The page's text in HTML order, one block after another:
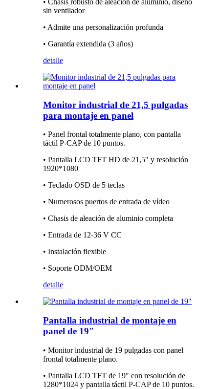
sin ventilador
• Admite una personalización profunda
• Garantía extendida (3 años)
detalle
Monitor industrial de 21,5 pulgadas
para montaje en panel
• Panel frontal totalmente plano, con pantalla
táctil P-CAP de 10 puntos.
• Pantalla LCD TFT HD de 21,5″ y resolución
1920*1080
• Teclado OSD de 5 teclas
• Numerosos puertos de entrada de vídeo
• Chasis de aleación de aluminio completa
• Entrada de 12-36 V CC
• Instalación flexible
• Soporte ODM/OEM
detalle
Pantalla industrial de montaje en
panel de 19″
• Monitor industrial de 19 pulgadas con panel
frontal totalmente plano.
• Pantalla LCD TFT de 19″ con resolución de
1280*1024 y pantalla táctil P-CAP de 10 puntos.